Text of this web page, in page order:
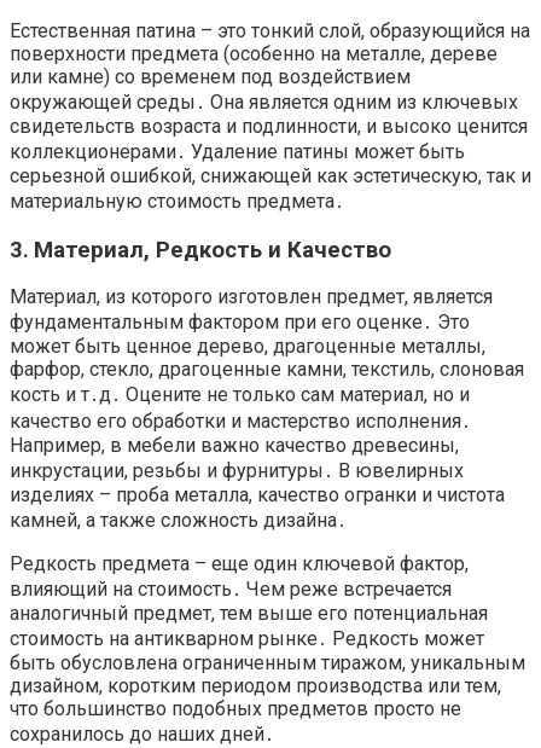
Естественная патина – это тонкий слой, образующийся на
поверхности предмета (особенно на металле, дереве
или камне) со временем под воздействием
окружающей среды․ Она является одним из ключевых
свидетельств возраста и подлинности, и высоко ценится
коллекционерами․ Удаление патины может быть
серьезной ошибкой, снижающей как эстетическую, так и
материальную стоимость предмета․
3․ Материал, Редкость и Качество
Материал, из которого изготовлен предмет, является
фундаментальным фактором при его оценке․ Это
может быть ценное дерево, драгоценные металлы,
фарфор, стекло, драгоценные камни, текстиль, слоновая
кость и т․д․ Оцените не только сам материал, но и
качество его обработки и мастерство исполнения․
Например, в мебели важно качество древесины,
инкрустации, резьбы и фурнитуры․ В ювелирных
изделиях – проба металла, качество огранки и чистота
камней, а также сложность дизайна․
Редкость предмета – еще один ключевой фактор,
влияющий на стоимость․ Чем реже встречается
аналогичный предмет, тем выше его потенциальная
стоимость на антикварном рынке․ Редкость может
быть обусловлена ограниченным тиражом, уникальным
дизайном, коротким периодом производства или тем,
что большинство подобных предметов просто не
сохранилось до наших дней․